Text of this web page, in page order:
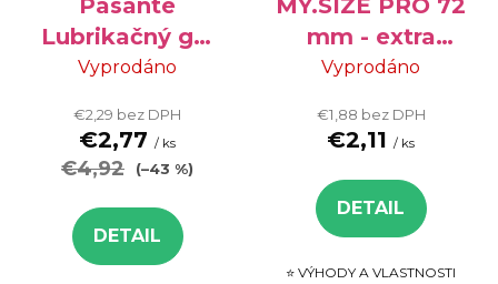
Lubrikačný gél
Jelly -
na vodnej báze,
75 ml -
Vyprodáno
€2,29 bez DPH
€2,77 / ks
€4,92 (–43 %)
DETAIL
mm - extra
veľké kondómy,
Vyprodáno
€1,88 bez DPH
€2,11 / ks
DETAIL
⭐ VÝHODY A VLASTNOSTI